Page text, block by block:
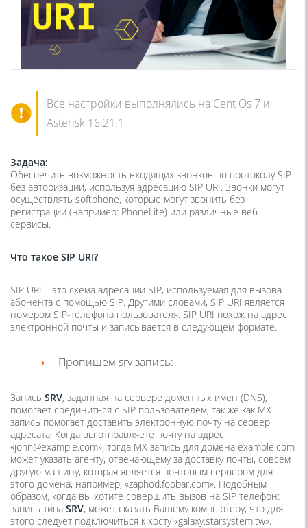
Все настройки выполнялись на Cent Os 7 и
Asterisk 16.21.1
Задача:
Обеспечить возможность входящих звонков по протоколу SIP
без авторизации, используя адресацию SIP URI. Звонки могут
осуществлять softphone, которые могут звонить без
регистрации (например: PhoneLite) или различные веб-
сервисы.
Что такое SIP URI?
SIP URI – это схема адресации SIP, используемая для вызова
абонента с помощью SIP. Другими словами, SIP URI является
номером SIP-телефона пользователя. SIP URI похож на адрес
электронной почты и записывается в следующем формате.
Пропишем srv запись:
Запись SRV, заданная на сервере доменных имен (DNS),
помогает соединиться с SIP пользователем, так же как MX
запись помогает доставить электронную почту на сервер
адресата. Когда вы отправляете почту на адрес
«john@example.com», тогда MX запись для домена example.com
может указать агенту, отвечающему за доставку почты, совсем
другую машину, которая является почтовым сервером для
этого домена, например, «zaphod.foobar.com». Подобным
образом, когда вы хотите совершить вызов на SIP телефон:
запись типа SRV, может сказать Вашему компьютеру, что для
этого следует подключиться к хосту «galaxy.starsystem.tw».